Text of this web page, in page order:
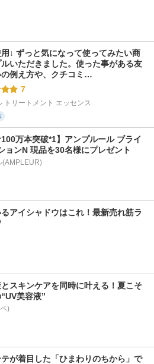
↓ ずっと気になって使ってみたい商
いただきました。使った事がある友
の例え方や、クチコミ…
7
トリートメント エッセンス
100万本突破*1】アンプルール ブライ
ョンN 現品を30名様にプレゼント
(AMPLEUR)
アイシャドウはこれ！最新売れ筋ラ
スキンケアを同時に叶える！夏こそ
美容液”
)
が着目した「ひまわりのちから」で